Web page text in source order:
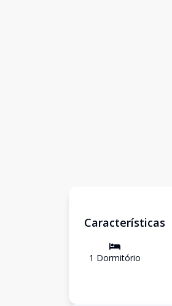
Características
1 Dormitório